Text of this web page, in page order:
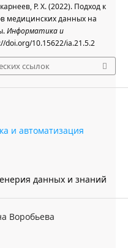
Р. Х. (2022). Подход к
медицинских данных на
Информатика и
doi.org/10.15622/ia.21.5.2
ссылок
и автоматизация
данных и знаний
Воробьева